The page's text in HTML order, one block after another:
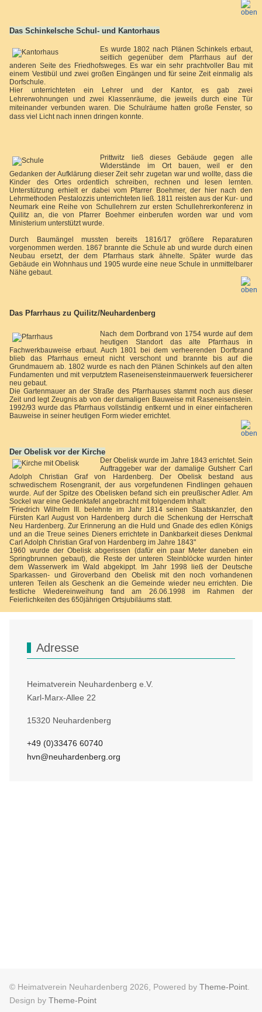
Das Schinkelsche Schul- und Kantorhaus
Es wurde 1802 nach Plänen Schinkels erbaut,
seitlich gegenüber dem Pfarrhaus auf der
anderen Seite des Friedhofsweges. Es war ein sehr prachtvoller Bau mit
einem Vestibül und zwei großen Eingängen und für seine Zeit einmalig als
Dorfschule.
Hier unterrichteten ein Lehrer und der Kantor, es gab zwei
Lehrerwohnungen und zwei Klassenräume, die jeweils durch eine Tür
miteinander verbunden waren. Die Schulräume hatten große Fenster, so
dass viel Licht nach innen dringen konnte.
Prittwitz ließ dieses Gebäude gegen alle
Widerstände im Ort bauen, weil er den
Gedanken der Aufklärung dieser Zeit sehr zugetan war und wollte, dass die
Kinder des Ortes ordentlich schreiben, rechnen und lesen lernten.
Unterstützung erhielt er dabei vom Pfarrer Boehmer, der hier nach den
Lehrmethoden Pestalozzis unterrichteten ließ. 1811 reisten aus der Kur- und
Neumark eine Reihe von Schullehrern zur ersten Schullehrerkonferenz in
Quilitz an, die von Pfarrer Boehmer einberufen worden war und vom
Ministerium unterstützt wurde.
Durch Baumängel mussten bereits 1816/17 größere Reparaturen
vorgenommen werden. 1867 brannte die Schule ab und wurde durch einen
Neubau ersetzt, der dem Pfarrhaus stark ähnelte. Später wurde das
Gebäude ein Wohnhaus und 1905 wurde eine neue Schule in unmittelbarer
Nähe gebaut.
Das Pfarrhaus zu Quilitz/Neuhardenberg
Nach dem Dorfbrand von 1754 wurde auf dem
heutigen Standort das alte Pfarrhaus in
Fachwerkbauweise erbaut. Auch 1801 bei dem verheerenden Dorfbrand
blieb das Pfarrhaus erneut nicht verschont und brannte bis auf die
Grundmauern ab. 1802 wurde es nach den Plänen Schinkels auf den alten
Fundamenten und mit verputztem Raseneisensteinmauerwerk feuersicherer
neu gebaut.
Die Gartenmauer an der Straße des Pfarrhauses stammt noch aus dieser
Zeit und legt Zeugnis ab von der damaligen Bauweise mit Raseneisenstein.
1992/93 wurde das Pfarrhaus vollständig entkernt und in einer einfacheren
Bauweise in seiner heutigen Form wieder errichtet.
Der Obelisk vor der Kirche
Der Obelisk wurde im Jahre 1843 errichtet. Sein
Auftraggeber war der damalige Gutsherr Carl
Adolph Christian Graf von Hardenberg. Der Obelisk bestand aus
schwedischem Rosengranit, der aus vorgefundenen Findlingen gehauen
wurde. Auf der Spitze des Obelisken befand sich ein preußischer Adler. Am
Sockel war eine Gedenktafel angebracht mit folgendem Inhalt:
"Friedrich Wilhelm III. belehnte im Jahr 1814 seinen Staatskanzler, den
Fürsten Karl August von Hardenberg durch die Schenkung der Herrschaft
Neu Hardenberg. Zur Erinnerung an die Huld und Gnade des edlen Königs
und an die Treue seines Dieners errichtete in Dankbarkeit dieses Denkmal
Carl Adolph Christian Graf von Hardenberg im Jahre 1843"
1960 wurde der Obelisk abgerissen (dafür ein paar Meter daneben ein
Springbrunnen gebaut), die Reste der unteren Steinblöcke wurden hinter
dem Wasserwerk im Wald abgekippt. Im Jahr 1998 ließ der Deutsche
Sparkassen- und Giroverband den Obelisk mit den noch vorhandenen
unteren Teilen als Geschenk an die Gemeinde wieder neu errichten. Die
festliche Wiedereinweihung fand am 26.06.1998 im Rahmen der
Feierlichkeiten des 650jährigen Ortsjubiläums statt.
Adresse
Heimatverein Neuhardenberg e.V.
Karl-Marx-Allee 22
15320 Neuhardenberg
+49 (0)33476 60740
hvn@neuhardenberg.org
© Heimatverein Neuhardenberg 2026, Powered byTheme-Point.
Design byTheme-Point